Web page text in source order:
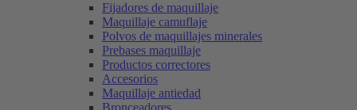
Fijadores de maquillaje
Maquillaje camuflaje
Polvos de maquillajes minerales
Prebases maquillaje
Productos correctores
Accesorios
Maquillaje antiedad
Bronceadores